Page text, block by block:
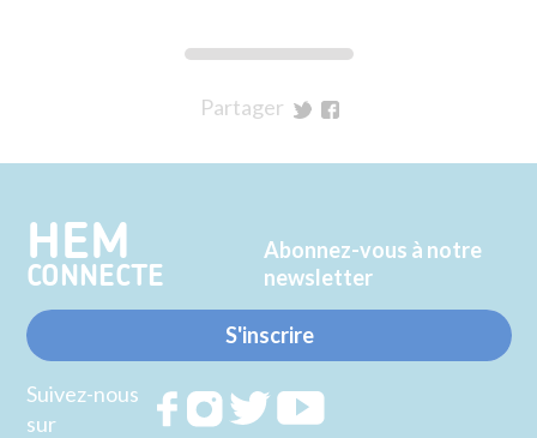
Partager
Twitter
Facebook
HEM
CONNECTE
Abonnez-vous à notre
newsletter
S'inscrire
Suivez-nous
sur
RejoignezRejoignezRejoignez